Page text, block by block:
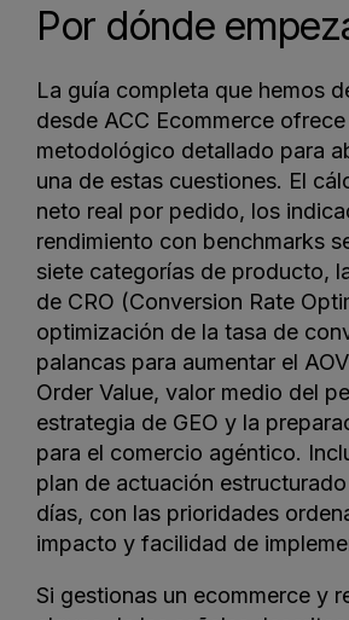
Por dónde
La guía completa que hemos
desde ACC Ecommerce
metodológico detallado para
una de estas cuestiones. El
neto real por pedido, los
rendimiento con benchmarks
siete categorías de producto,
de CRO (Conversion Rate
optimización de la tasa de
palancas para aumentar el
Order Value, valor medio del
estrategia de GEO y la
para el comercio agéntico.
plan de actuación
días, con las prioridades
impacto y facilidad de
Si gestionas un ecommerce y